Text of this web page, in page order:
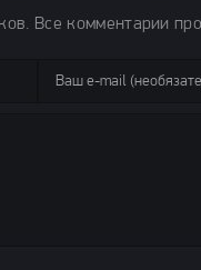
Все комментарии